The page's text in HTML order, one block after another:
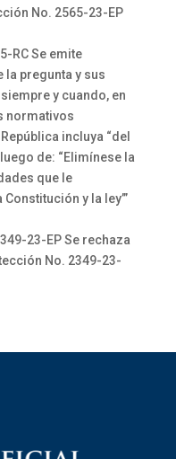
No. 2565-23-EP
RC Se emite
pregunta y sus
y cuando, en
normativos
incluya “del
de: “Elimínese la
que le
y la ley’”
23-EP Se rechaza
No. 2349-23-